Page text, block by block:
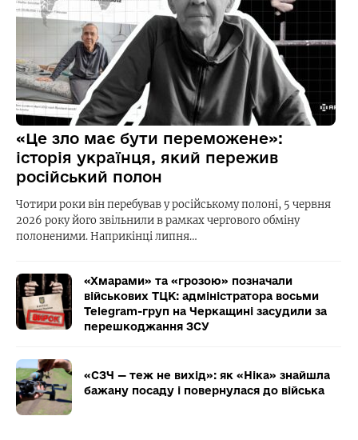
«Це зло має бути переможене»:
історія українця, який пережив
російський полон
Чотири роки він перебував у російському полоні, 5 червня
2026 року його звільнили в рамках чергового обміну
полоненими. Наприкінці липня…
«Хмарами» та «грозою» позначали
військових ТЦК: адміністратора восьми
Telegram-груп на Черкащині засудили за
перешкоджання ЗСУ
«СЗЧ — теж не вихід»: як «Ніка» знайшла
бажану посаду і повернулася до війська